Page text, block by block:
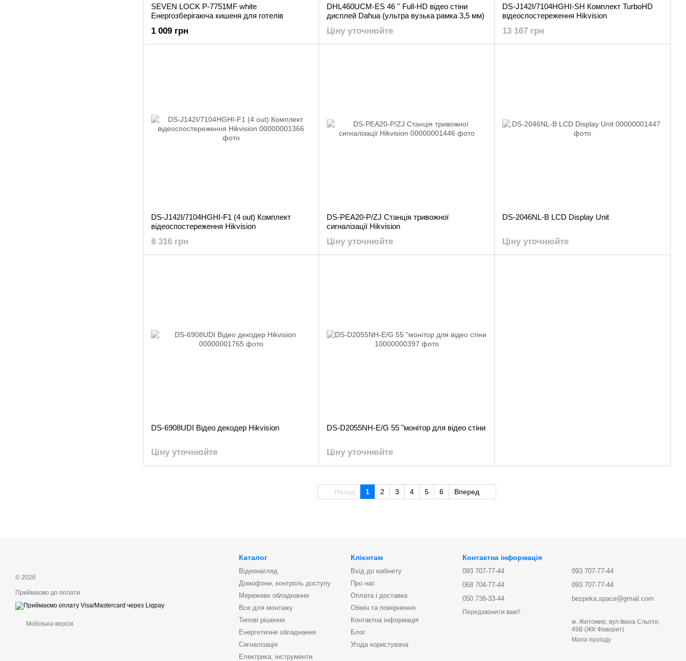
SEVEN LOCK P-7751MF white
Енергозберігаюча кишеня для готелів
1 009 грн
DHL460UCM-ES 46 '' Full-HD відео стіни
дисплей Dahua (ультра вузька рамка 3,5 мм)
Ціну уточнюйте
DS-J142I/7104HGHI-SH Комплект TurboHD
відеоспостереження Hikvision
13 167 грн
DS-J142I/7104HGHI-F1 (4 out) Комплект
відеоспостереження Hikvision
8 316 грн
DS-PEA20-P/ZJ Станція тривожної
сигналізації Hikvision
Ціну уточнюйте
DS-2046NL-B LCD Display Unit
Ціну уточнюйте
DS-6908UDI Відео декодер Hikvision
Ціну уточнюйте
DS-D2055NH-E/G 55 "монітор для відео стіни
Ціну уточнюйте
Назад 1 2 3 4 5 6 Вперед
© 2026
Приймаємо до оплати
Мобільна версія
Каталог
Відеонагляд
Домофони, контроль доступу
Мережеве обладнання
Все для монтажу
Типові рішення
Енергетичне обладнання
Сигналізація
Електрика, інструменти
Клієнтам
Вхід до кабінету
Про нас
Оплата і доставка
Обмін та повернення
Контактна інформація
Блог
Угода користувача
Контактна інформація
093 707-77-44
068 704-77-44
050 738-33-44
Передзвонити вам?
093 707-77-44
093 707-77-44
bezpeka.space@gmail.com
м. Житомир, вул.Івана Сльоти,
49В (ЖК Фаворит)
Мапа проїзду